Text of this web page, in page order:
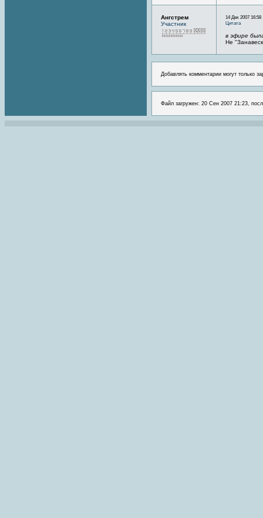
Ангстрем
Участник
14 Дек 2007 16:58
Цитата
в эфире
Не
Добавлять комментарии могут только
Файл загружен: 20 Сен 2007 21:23,